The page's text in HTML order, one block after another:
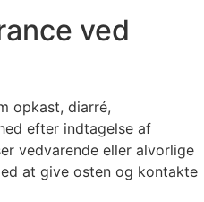
ved
opkast, diarré,
efter indtagelse af
vedvarende eller alvorlige
at give osten og kontakte